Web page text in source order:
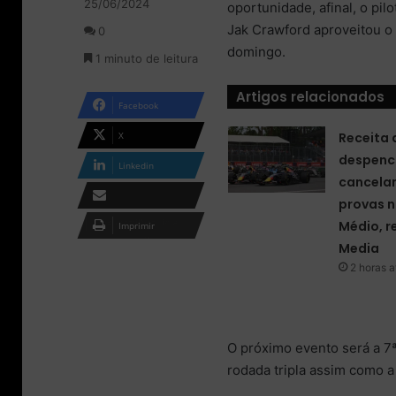
oportunidade, afinal, o
Jak Crawford aproveitou
domingo.
Artigos relacionados
Receita
provas
Médio,
Media
2 horas
O próximo evento será a
rodada tripla assim como a
o
n
e
e
a
i
l
25/06/2024
0
1 minuto de leitura
Facebook
X
Linkedin
Compartilhar via e-
mail
Imprimir